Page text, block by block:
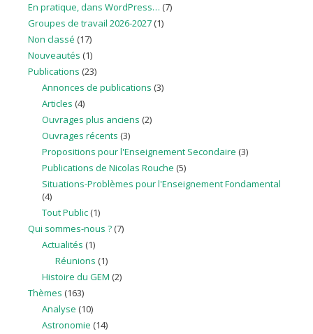
En pratique, dans WordPress… (7)
Groupes de travail 2026-2027 (1)
Non classé (17)
Nouveautés (1)
Publications (23)
Annonces de publications (3)
Articles (4)
Ouvrages plus anciens (2)
Ouvrages récents (3)
Propositions pour l'Enseignement Secondaire (3)
Publications de Nicolas Rouche (5)
Situations-Problèmes pour l'Enseignement Fondamental
(4)
Tout Public(1)
Qui sommes-nous ? (7)
Actualités (1)
Réunions (1)
Histoire du GEM (2)
Thèmes (163)
Analyse (10)
Astronomie (14)